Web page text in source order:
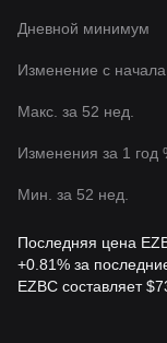
Дневной минимум
Изменение с
Макс. за 52 нед.
Изменения за 1 год
Мин. за 52 нед.
Последняя цена
+0.81% за
EZBC составляет